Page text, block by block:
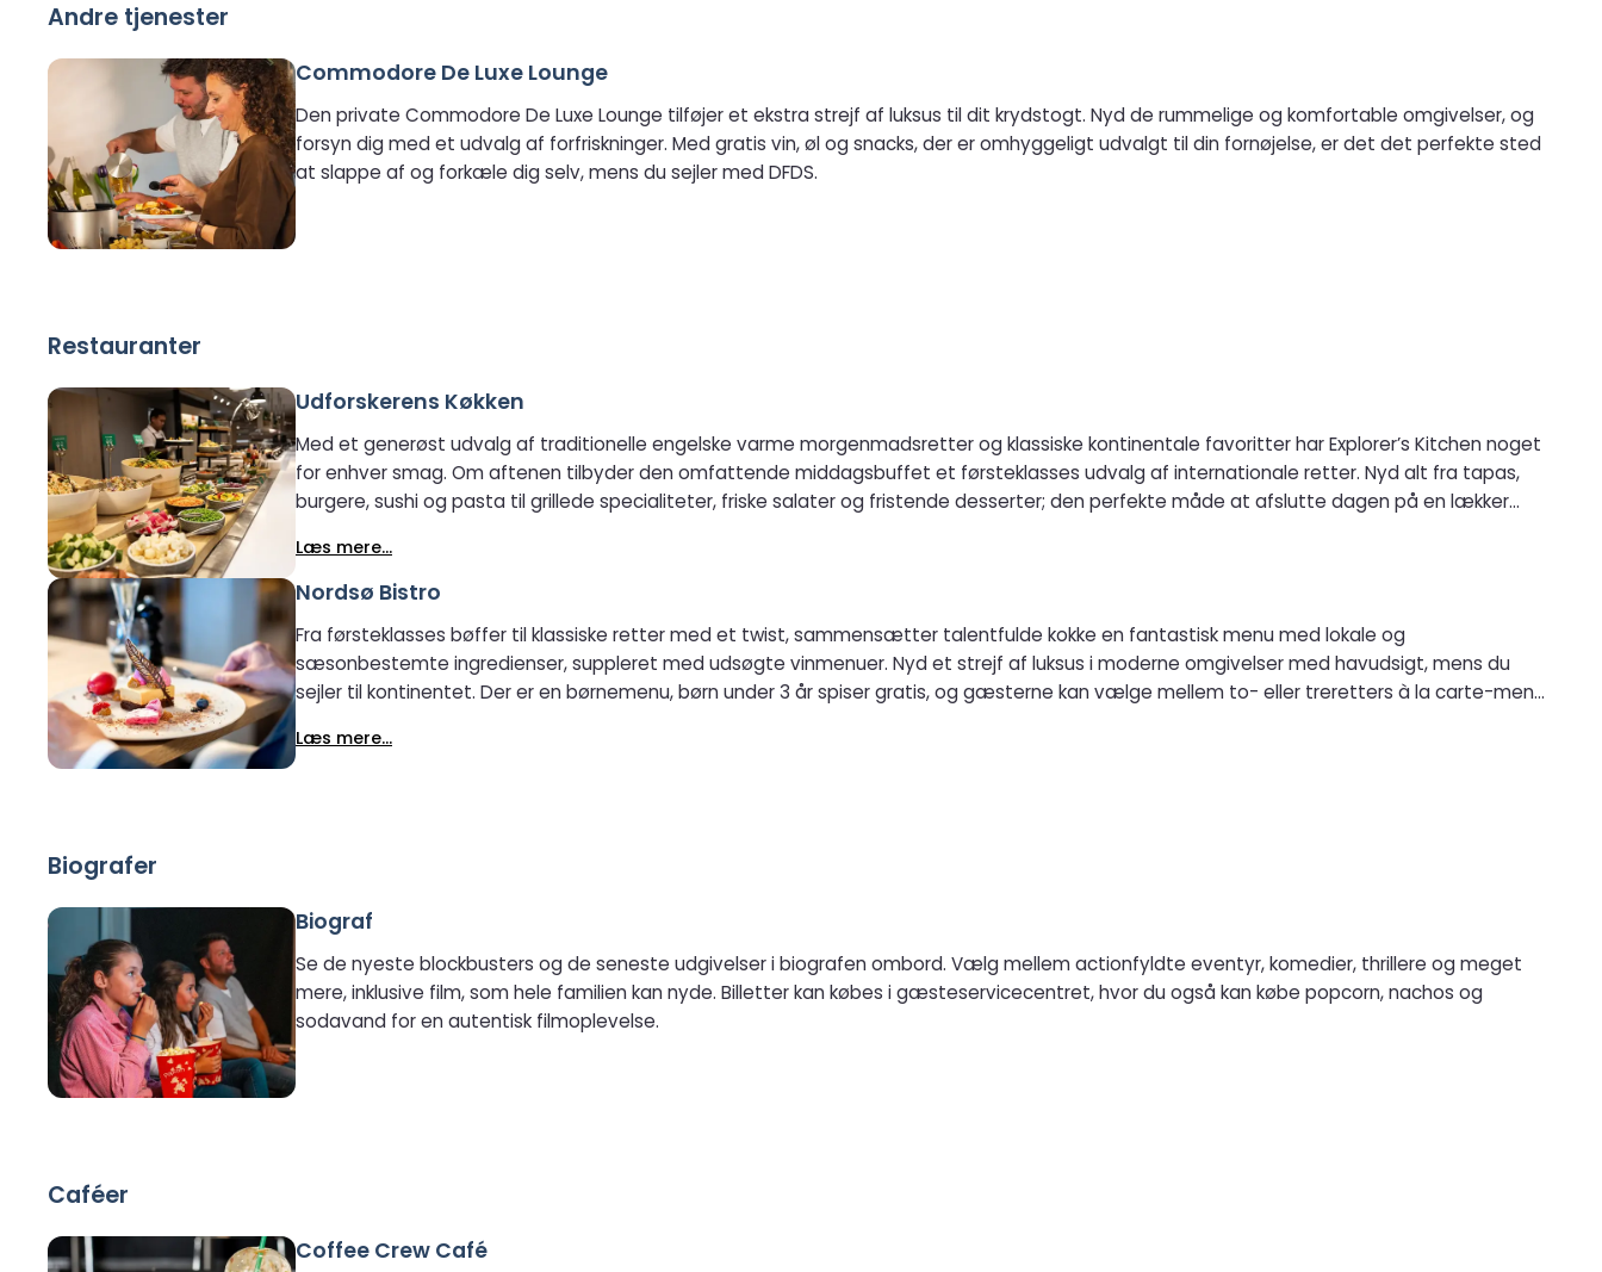
Andre tjenester
Commodore De Luxe Lounge
Den private Commodore De Luxe Lounge tilføjer et ekstra strejf af luksus til dit krydstogt. Nyd de rummelige og komfortable omgivelser, og
forsyn dig med et udvalg af forfriskninger. Med gratis vin, øl og snacks, der er omhyggeligt udvalgt til din fornøjelse, er det det perfekte sted
at slappe af og forkæle dig selv, mens du sejler med DFDS.
Restauranter
Udforskerens Køkken
Med et generøst udvalg af traditionelle engelske varme morgenmadsretter og klassiske kontinentale favoritter har Explorer’s Kitchen noget
for enhver smag. Om aftenen tilbyder den omfattende middagsbuffet et førsteklasses udvalg af internationale retter. Nyd alt fra tapas,
burgere, sushi og pasta til grillede specialiteter, friske salater og fristende desserter; den perfekte måde at afslutte dagen på en lækker
Læs mere...
Nordsø Bistro
Fra førsteklasses bøffer til klassiske retter med et twist, sammensætter talentfulde kokke en fantastisk menu med lokale og
sæsonbestemte ingredienser, suppleret med udsøgte vinmenuer. Nyd et strejf af luksus i moderne omgivelser med havudsigt, mens du
sejler til kontinentet. Der er en børnemenu, børn under 3 år spiser gratis, og gæsterne kan vælge mellem to- eller treretters à la carte-menu,
Læs mere...
Biografer
Biograf
Se de nyeste blockbusters og de seneste udgivelser i biografen ombord. Vælg mellem actionfyldte eventyr, komedier, thrillere og meget
mere, inklusive film, som hele familien kan nyde. Billetter kan købes i gæsteservicecentret, hvor du også kan købe popcorn, nachos og
sodavand for en autentisk filmoplevelse.
Caféer
Coffee Crew Café